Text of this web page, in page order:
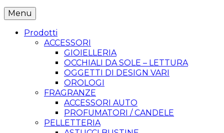
Menu
Prodotti
ACCESSORI
GIOIELLERIA
OCCHIALI DA SOLE – LETTURA
OGGETTI DI DESIGN VARI
OROLOGI
FRAGRANZE
ACCESSORI AUTO
PROFUMATORI / CANDELE
PELLETTERIA